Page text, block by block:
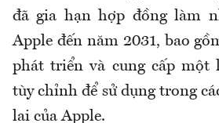
đã gia hạn hợp đồng làm
Apple đến năm 2031, bao
phát triển và cung cấp một
tùy chỉnh để sử dụng trong
lai của Apple.